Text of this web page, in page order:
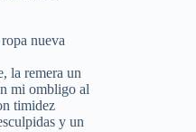
nueva
la remera un
mi ombligo al
timidez
y un